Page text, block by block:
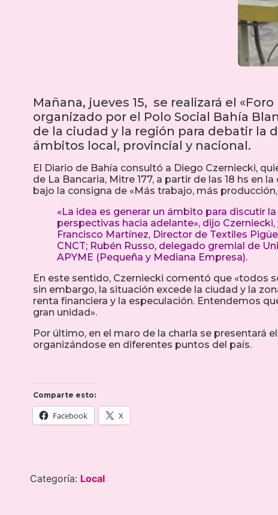
Mañana, jueves 15, se realizará el
organizado por el Polo Social Bahía
de la ciudad y la región para debatir la
ámbitos local, provincial y nacional.
El Diario de Bahía consultó a Diego Czerniecki,
de La Bancaria, Mitre 177, a partir de las 18 hs
bajo la consigna de «Más trabajo, más
«La idea es generar un ámbito para discutir
perspectivas hacia adelante», dijo
Francisco Martínez, Director de Textiles
CNCT; Rubén Russo, delegado gremial de
APYME (Pequeña y Mediana Empresa).
En este sentido, Czerniecki comentó que «todos
sin embargo, la situación excede la ciudad y la
renta financiera y la especulación. Entendemos
gran unidad».
Por último, en el maro de la charla se presentará
organizándose en diferentes puntos del país.
Comparte esto:
Facebook X
Categoría: Local